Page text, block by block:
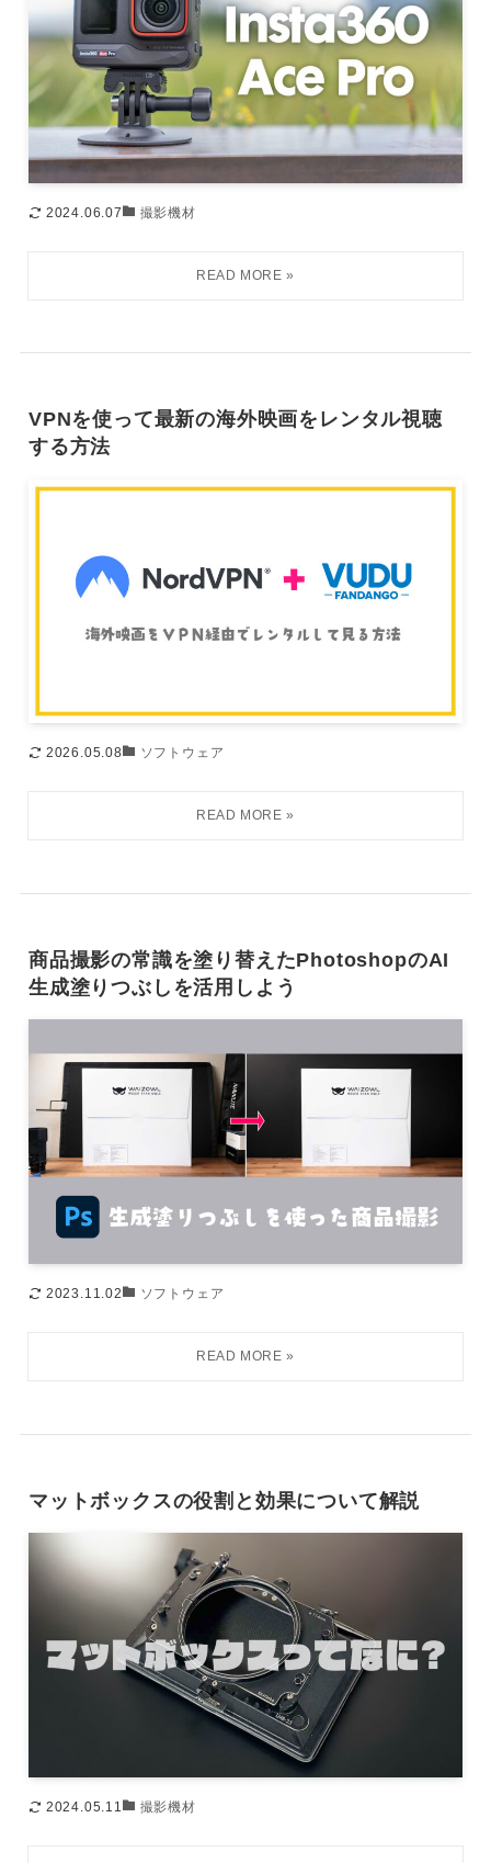
2024.06.07 撮影機材
VPNを使って最新の海外映画をレンタル視聴
する方法
2026.05.08 ソフトウェア
商品撮影の常識を塗り替えたPhotoshopのAI
生成塗りつぶしを活用しよう
2023.11.02 ソフトウェア
マットボックスの役割と効果について解説
2024.05.11 撮影機材